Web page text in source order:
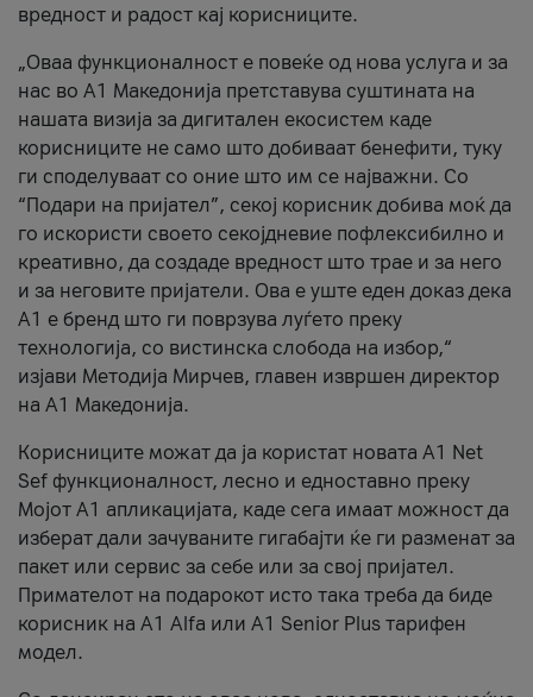
вредност и радост кај корисниците.
„Оваа функционалност е повеќе од нова услуга и за
нас во А1 Македонија претставува суштината на
нашата визија за дигитален екосистем каде
корисниците не само што добиваат бенефити, туку
ги споделуваат со оние што им се најважни. Со
“Подари на пријател”, секој корисник добива моќ да
го искористи своето секојдневие пофлексибилно и
креативно, да создаде вредност што трае и за него
и за неговите пријатели. Ова е уште еден доказ дека
А1 е бренд што ги поврзува луѓето преку
технологија, со вистинска слобода на избор,“
изјави Методија Мирчев, главен извршен директор
на А1 Македонија.
Корисниците можат да ја користат новата А1 Net
Sef функционалност, лесно и едноставно преку
Мојот А1 апликацијата, каде сега имаат можност да
изберат дали зачуваните гигабајти ќе ги разменат за
пакет или сервис за себе или за свој пријател.
Примателот на подарокот исто така треба да биде
корисник на А1 Alfa или A1 Senior Plus тарифен
модел.